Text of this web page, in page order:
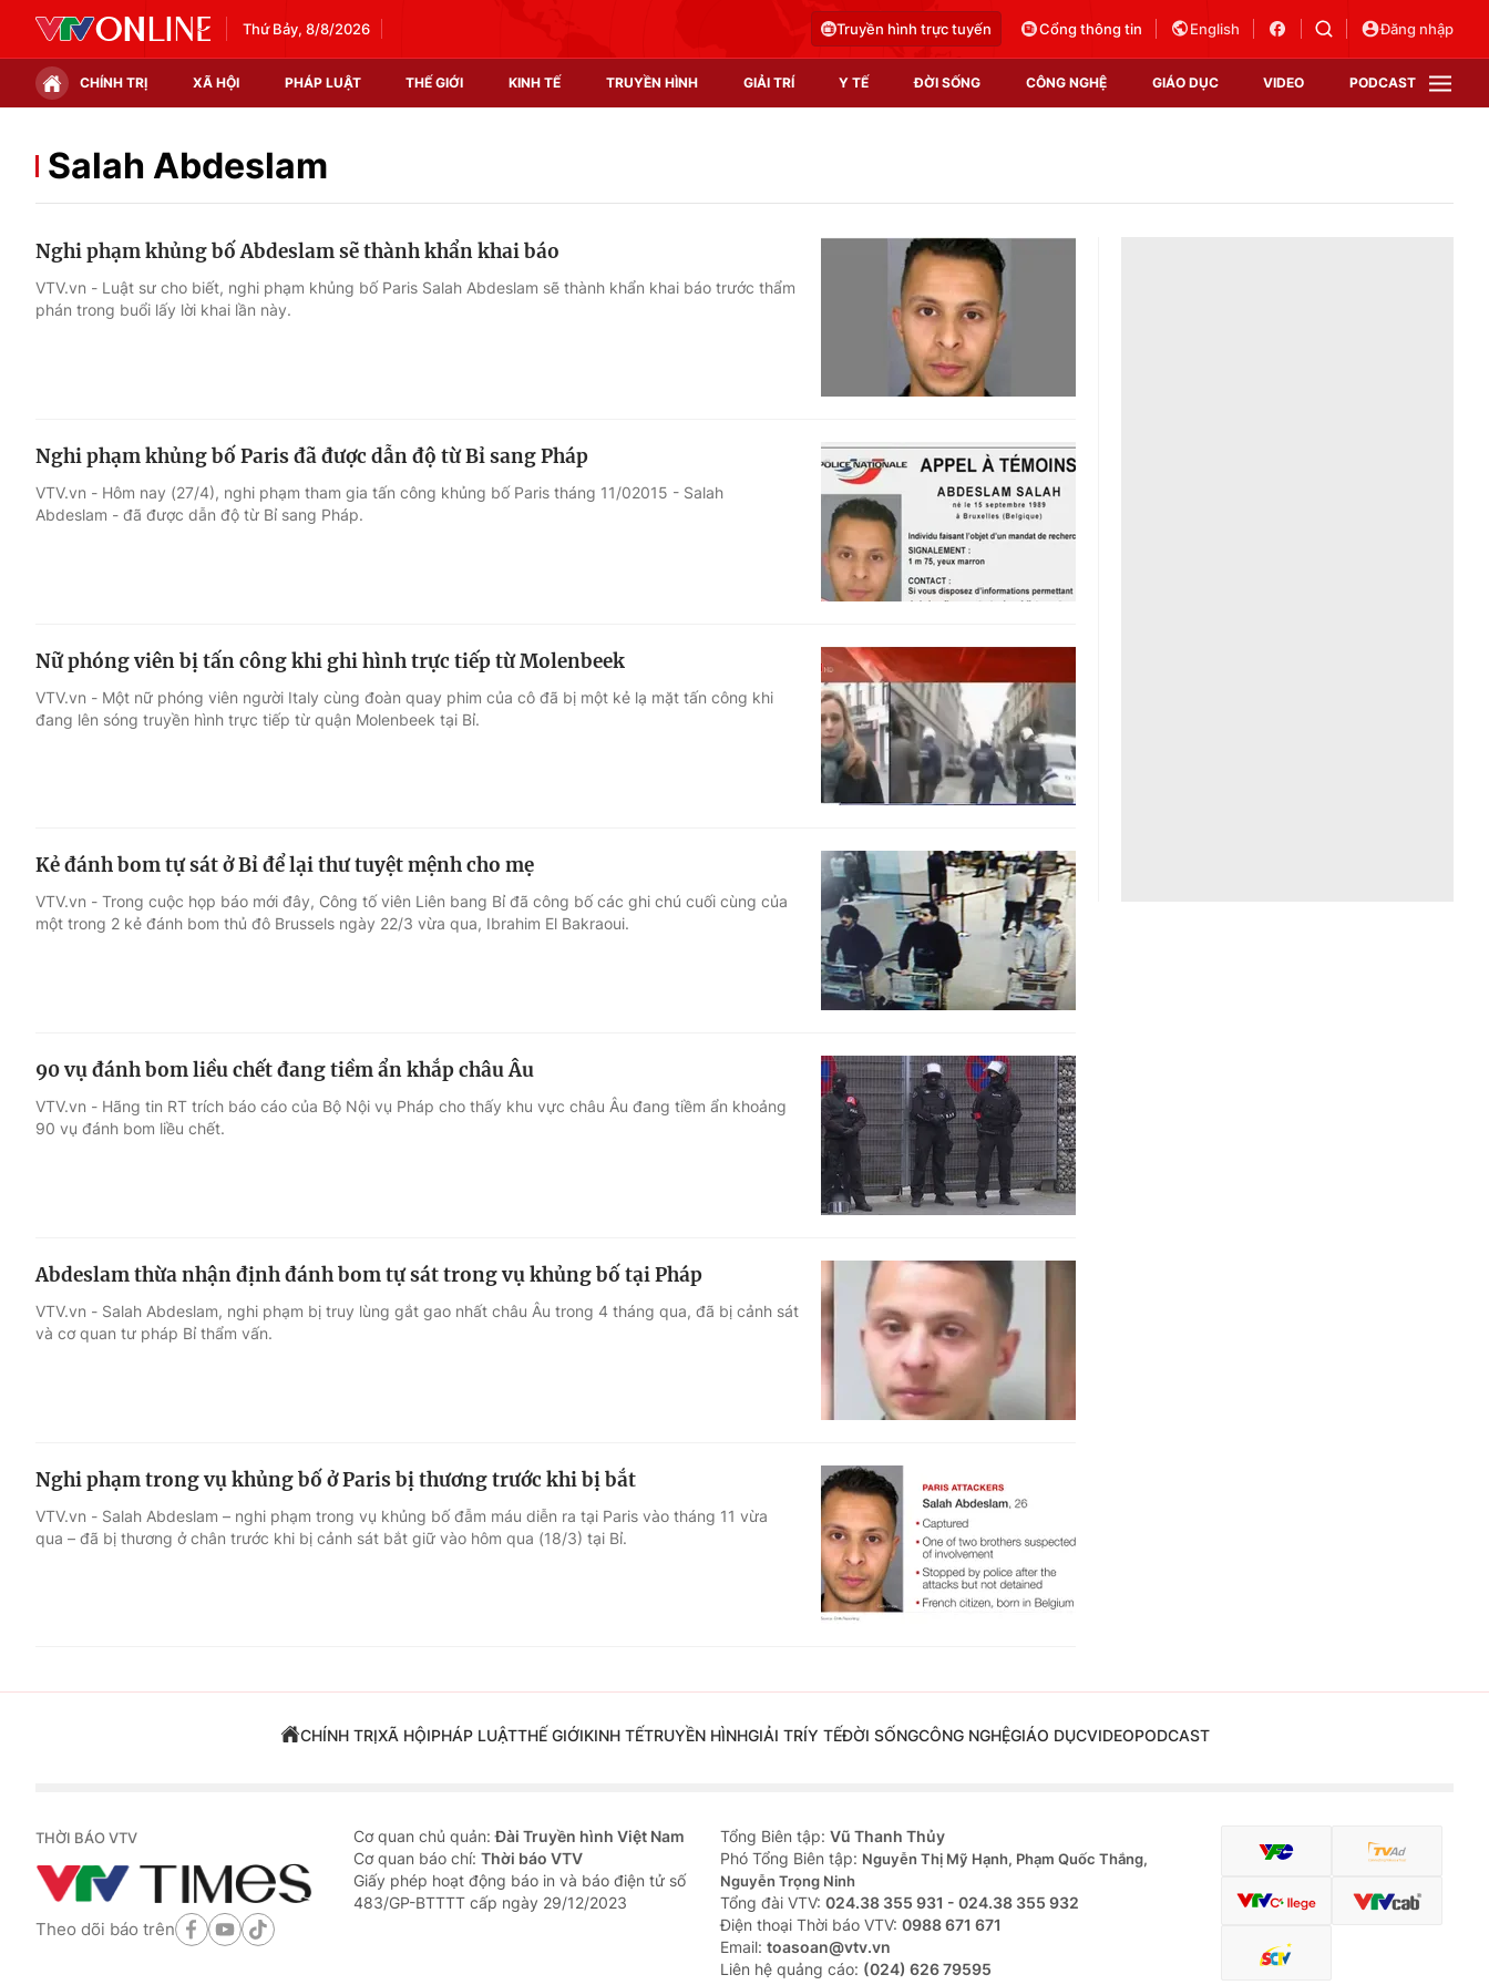
Thứ Bảy, 8/8/2026 Truyền hình trực tuyến Cổng thông tin English Đăng nhập
CHÍNH TRỊ XÃ HỘI PHÁP LUẬT THẾ GIỚI KINH TẾ TRUYỀN HÌNH GIẢI TRÍ Y TẾ ĐỜI SỐNG CÔNG NGHỆ GIÁO DỤC VIDEO PODCAST
Chính trị
Thế giới đó đây
Video
Shorts video
Podcast
EMagazine
Infographic
Góc ảnh
Điện ảnh
Âm nhạc
Sao
Du lịch
Làm đẹp
Chất lượng cuộc sống
Tuyển sinh
Học trực tuyến
Công nghệ
Hitech Công nghệ tương lai
Sản phẩm
Thị trường
Tư vấn
VTV Sức khoẻ
Salah Abdeslam
Nghi phạm khủng bố Abdeslam sẽ thành khẩn khai báo
VTV.vn - Luật sư cho biết, nghi phạm khủng bố Paris Salah Abdeslam sẽ thành khẩn khai báo trước thẩm
phán trong buổi lấy lời khai lần này.
Nghi phạm khủng bố Paris đã được dẫn độ từ Bỉ sang Pháp
VTV.vn - Hôm nay (27/4), nghi phạm tham gia tấn công khủng bố Paris tháng 11/02015 - Salah
Abdeslam - đã được dẫn độ từ Bỉ sang Pháp.
Nữ phóng viên bị tấn công khi ghi hình trực tiếp từ Molenbeek
VTV.vn - Một nữ phóng viên người Italy cùng đoàn quay phim của cô đã bị một kẻ lạ mặt tấn công khi
đang lên sóng truyền hình trực tiếp từ quận Molenbeek tại Bỉ.
Kẻ đánh bom tự sát ở Bỉ để lại thư tuyệt mệnh cho mẹ
VTV.vn - Trong cuộc họp báo mới đây, Công tố viên Liên bang Bỉ đã công bố các ghi chú cuối cùng của
một trong 2 kẻ đánh bom thủ đô Brussels ngày 22/3 vừa qua, Ibrahim El Bakraoui.
90 vụ đánh bom liều chết đang tiềm ẩn khắp châu Âu
VTV.vn - Hãng tin RT trích báo cáo của Bộ Nội vụ Pháp cho thấy khu vực châu Âu đang tiềm ẩn khoảng
90 vụ đánh bom liều chết.
Abdeslam thừa nhận định đánh bom tự sát trong vụ khủng bố tại Pháp
VTV.vn - Salah Abdeslam, nghi phạm bị truy lùng gắt gao nhất châu Âu trong 4 tháng qua, đã bị cảnh sát
và cơ quan tư pháp Bỉ thẩm vấn.
Nghi phạm trong vụ khủng bố ở Paris bị thương trước khi bị bắt
VTV.vn - Salah Abdeslam – nghi phạm trong vụ khủng bố đẫm máu diễn ra tại Paris vào tháng 11 vừa
qua – đã bị thương ở chân trước khi bị cảnh sát bắt giữ vào hôm qua (18/3) tại Bỉ.
CHÍNH TRỊXÃ HỘIPHÁP LUẬTTHẾ GIỚIKINH TẾTRUYỀN HÌNHGIẢI TRÍY TẾĐỜI SỐNGCÔNG NGHỆGIÁO DỤCVIDEOPODCAST
THỜI BÁO VTV
Theo dõi báo trên
Cơ quan chủ quản:Đài Truyền hình Việt Nam
Cơ quan báo chí: Thời báo VTV
Giấy phép hoạt động báo in và báo điện tử số
483/GP-BTTTT cấp ngày 29/12/2023
Tổng Biên tập: Vũ Thanh Thủy
Phó Tổng Biên tập: Nguyễn Thị Mỹ Hạnh, Phạm Quốc Thắng,
Nguyễn Trọng Ninh
Tổng đài VTV: 024.38 355 931 - 024.38 355 932
Ðiện thoại Thời báo VTV: 0988 671 671
Email: toasoan@vtv.vn
Liên hệ quảng cáo: (024) 626 79595